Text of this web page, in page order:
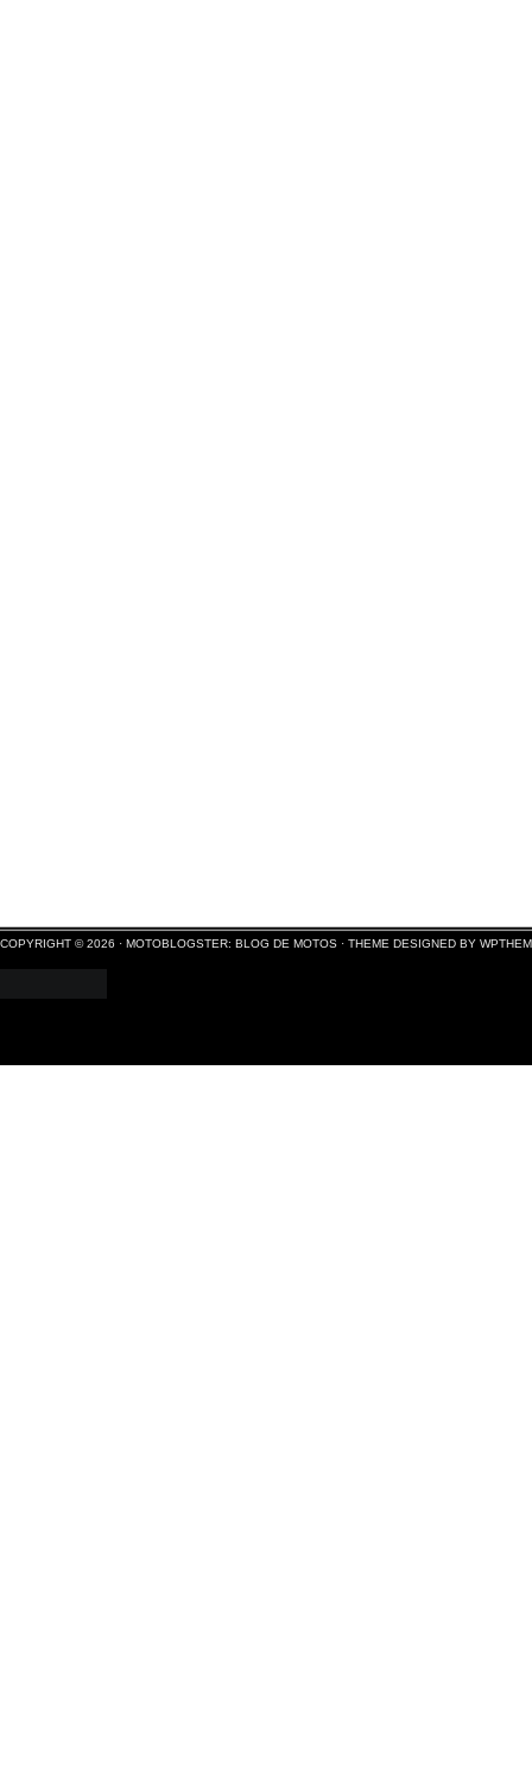
COPYRIGHT © 2026 · MOTOBLOGSTER: BLOG DE MOTOS · THEME DESIGNED BY